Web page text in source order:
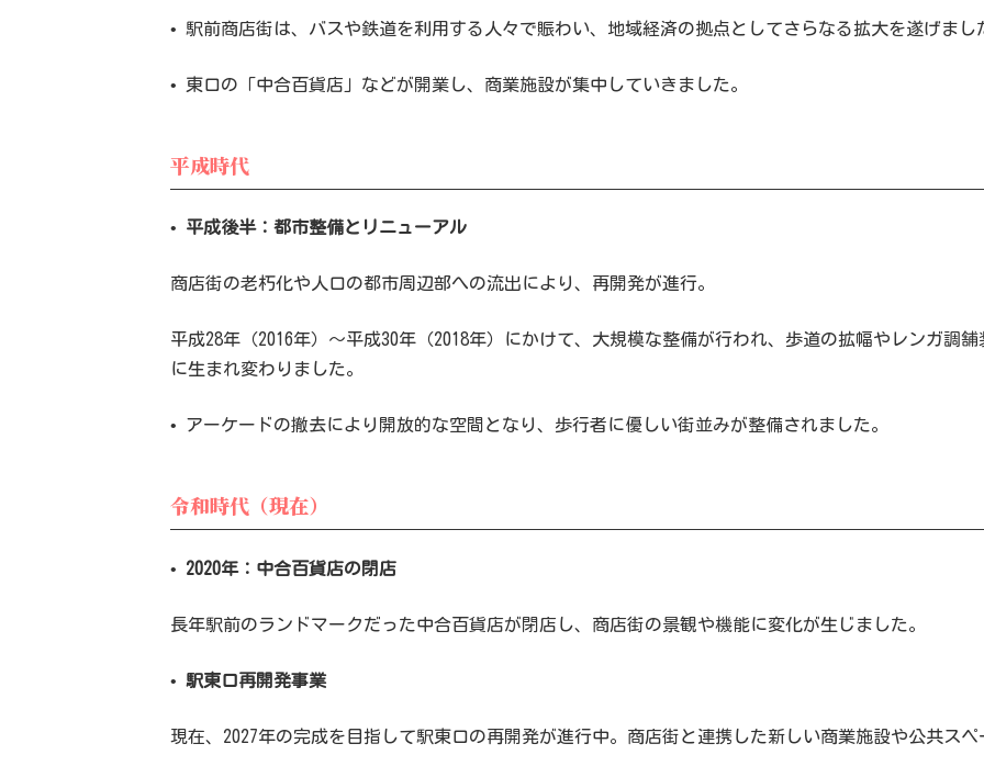
• 駅前商店街は、バスや鉄道を利用する人々で賑わい、地域経済の拠点としてさらなる拡大を遂げまし
• 東口の「中合百貨店」などが開業し、商業施設が集中していきました。
平成時代
• 平成後半：都市整備とリニューアル
商店街の老朽化や人口の都市周辺部への流出により、再開発が進行。
平成28年（2016年）～平成30年（2018年）にかけて、大規模な整備が行われ、歩道の拡幅やレンガ調
に生まれ変わりました。
• アーケードの撤去により開放的な空間となり、歩行者に優しい街並みが整備されました。
令和時代（現在）
• 2020年：中合百貨店の閉店
長年駅前のランドマークだった中合百貨店が閉店し、商店街の景観や機能に変化が生じました。
• 駅東口再開発事業
現在、2027年の完成を目指して駅東口の再開発が進行中。商店街と連携した新しい商業施設や公共ス